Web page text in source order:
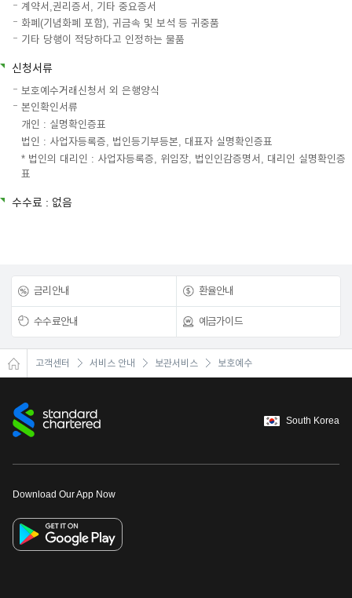
계약서,권리증서, 기타 중요증서
화폐(기념화폐 포함), 귀금속 및 보석 등 귀중품
기타 당행이 적당하다고 인정하는 물품
신청서류
보호예수거래신청서 외 은행양식
본인확인서류
개인 : 실명확인증표
법인 : 사업자등록증, 법인등기부등본, 대표자 실명확인증표
* 법인의 대리인 : 사업자등록증, 위임장, 법인인감증명서, 대리인 실명확인증
표
수수료 : 없음
금리안내 환율안내
수수료안내 예금가이드
고객센터 서비스 안내 보관서비스 보호예수
South Korea
Download Our App Now